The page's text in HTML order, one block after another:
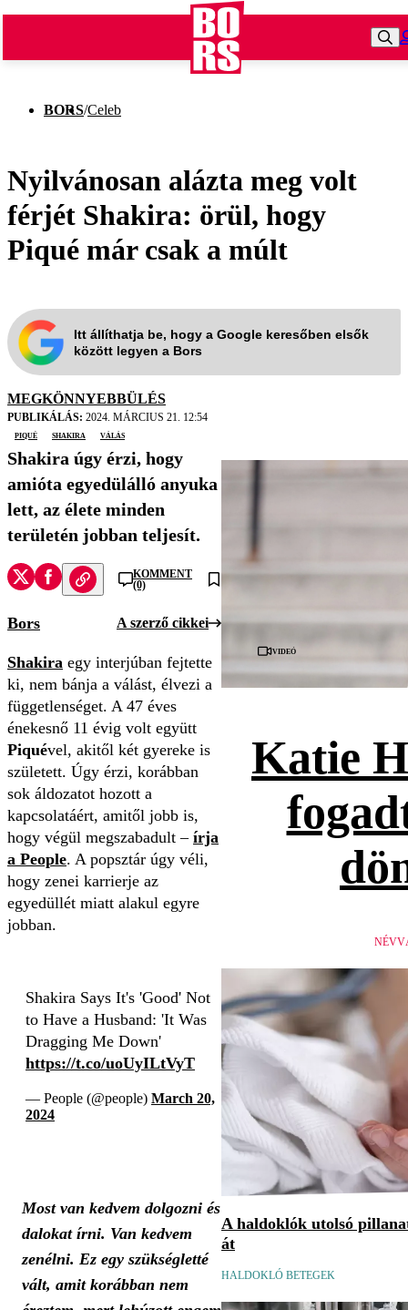
BORS/Celeb
Nyilvánosan alázta meg volt
férjét Shakira: örül, hogy
Piqué már csak a múlt
Itt állíthatja be, hogy a Google keresőben elsők
között legyen a Bors
MEGKÖNNYEBBÜLÉS
PUBLIKÁLÁS: 2024. MÁRCIUS 21. 12:54
Piqué
Shakira válás
Shakira úgy érzi, hogy
amióta egyedülálló anyuka
lett, az élete minden
területén jobban teljesít.
KOMMENT
(0)
Bors A szerző cikkei
Shakira egy interjúban fejtette
ki, nem bánja a válást, élvezi a
függetlenséget. A 47 éves
énekesnő 11 évig volt együtt
Piquével, akitől két gyereke is
született. Úgy érzi, korábban
sok áldozatot hozott a
kapcsolatáért, amitől jobb is,
hogy végül megszabadult – írja
a People. A popsztár úgy véli,
hogy zenei karrierje az
egyedüllét miatt alakul egyre
jobban.
Shakira Says It's 'Good' Not
to Have a Husband: 'It Was
Dragging Me Down'
https://t.co/uoUyILtVyT
— People (@people) March 20,
2024
Most van kedvem dolgozni és
dalokat írni. Van kedvem
zenélni. Ez egy szükségletté
vált, amit korábban nem
Videó
Katie
A haldoklók utolsó
át
HALDOKLÓ BETEGEK